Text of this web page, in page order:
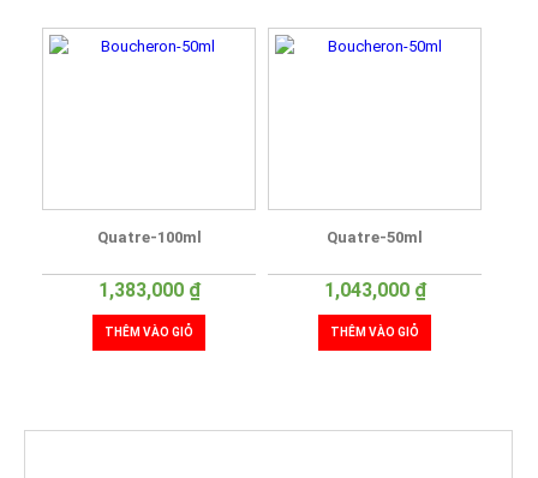
Quatre-100ml
1,383,000 ₫
THÊM VÀO GIỎ
Quatre-50ml
1,043,000 ₫
THÊM VÀO GIỎ